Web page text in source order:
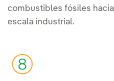
combustibles fósiles
escala industrial.